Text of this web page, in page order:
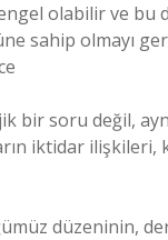
olabilir ve
sahip olmayı
bir soru değil,
iktidar ilişkileri,
düzeninin,